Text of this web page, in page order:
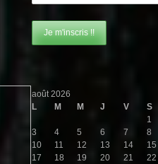
août 2026
L
M M J V S
1
3
4 5 6 7 8
10
11 12 13 14 15
17
18 19 20 21 22